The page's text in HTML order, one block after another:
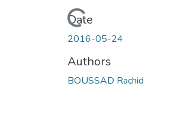
Loading...
Date
2016-05-24
Authors
BOUSSAD Rachid